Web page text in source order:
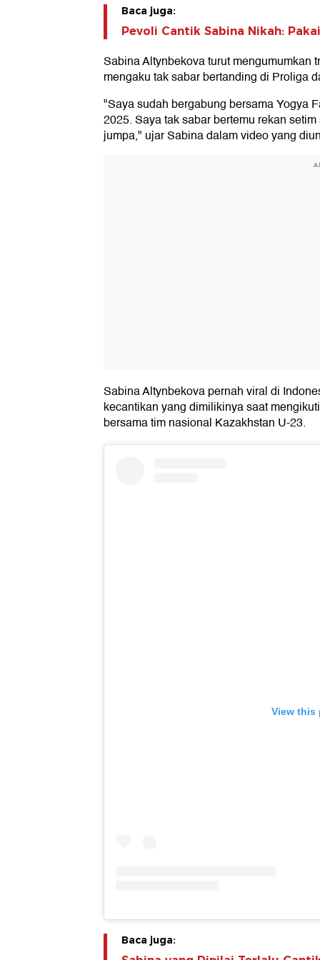
Baca juga:
Pevoli Cantik Sabina Nikah:
Sabina Altynbekova turut mengumumkan
mengaku tak sabar bertanding di Proliga
"Saya sudah bergabung bersama Yogya
2025. Saya tak sabar bertemu rekan
jumpa," ujar Sabina dalam video yang
Sabina Altynbekova pernah viral di
kecantikan yang dimilikinya saat
bersama tim nasional Kazakhstan U-23.
View this
Baca juga: